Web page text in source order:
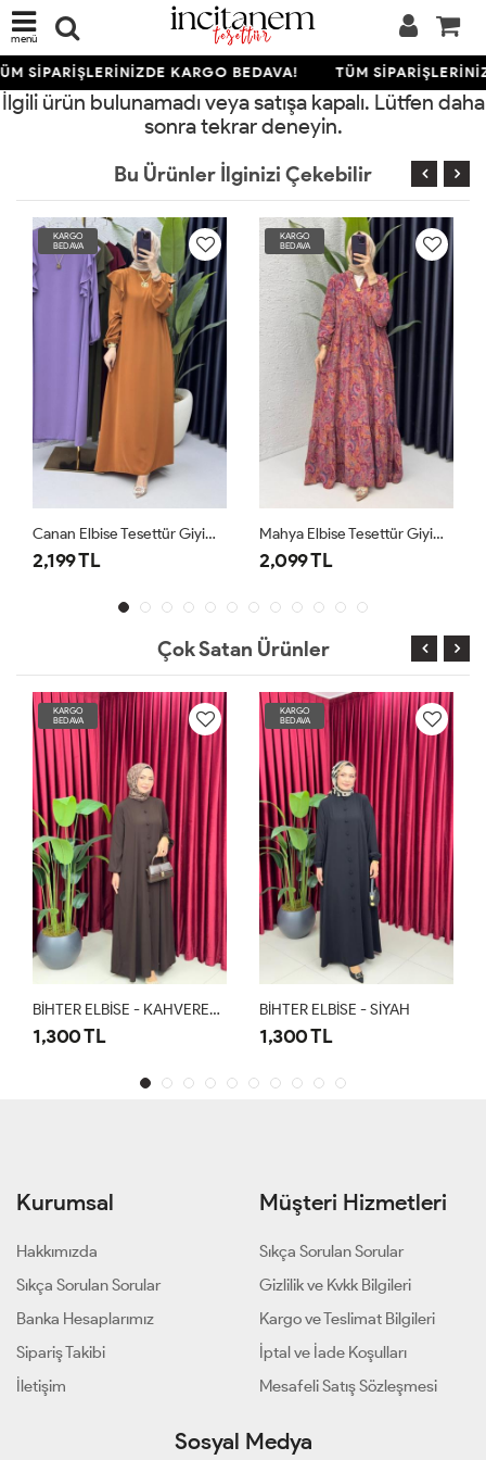
menü
SİPARİŞLERİNİZDE KARGO BEDAVA! TÜM
İlgili ürün bulunamadı veya satışa kapalı. Lütfen daha
sonra tekrar deneyin.
Bu Ürünler İlginizi Çekebilir
KARGO
BEDAVA
2,099 TL
KARGO
BEDAVA
2,399 TL
Çok Satan Ürünler
BİHTER ELBİSE - KAHVERENGİ
KARGO
BEDAVA
BİHTER ELBİSE - SİYAH
1,300 TL
KARGO
BEDAVA
BİHTER ELBİSE -
1,300 TL
Kurumsal
Hakkımızda
Sıkça Sorulan Sorular
Banka Hesaplarımız
Sipariş Takibi
İletişim
Müşteri Hizmetleri
Sıkça Sorulan Sorular
Gizlilik ve Kvkk Bilgileri
Kargo ve Teslimat Bilgileri
İptal ve İade Koşulları
Mesafeli Satış Sözleşmesi
Sosyal Medya